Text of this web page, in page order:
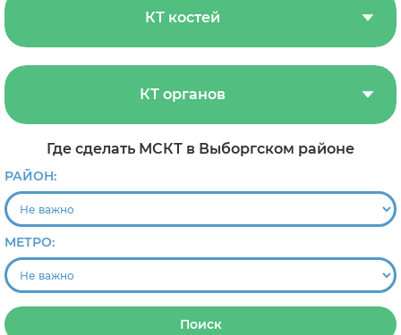
КТ костей
КТ органов
Где сделать МСКТ в Выборгском районе
РАЙОН:
МЕТРО:
Поиск